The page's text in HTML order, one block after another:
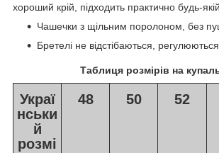
хороший крій, підходить практично будь-якій
Чашечки з щільним поролоном, без
Бретелі не відстібаються,
Таблиця розмірів на
Украї
нськи
й
розмі
48 50 52